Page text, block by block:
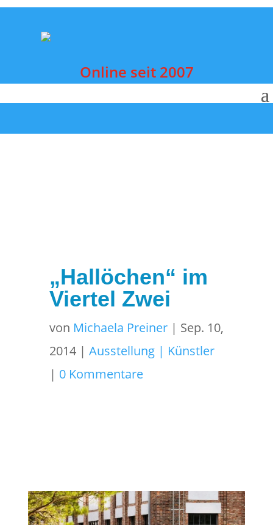
Online seit 2007
„Hallöchen“ im
Viertel Zwei
von Michaela Preiner| Sep. 10,
2014| Ausstellung | Künstler
| 0 Kommentare